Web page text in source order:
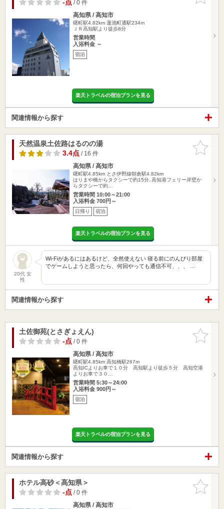
-点 / 0 件
高知県 / 高知市
曙町駅4.82km 蓮池町通駅234m
ＪＲ高知駅より徒歩8分
営業時間
入浴料金 ～
宿泊
楽天トラベルの宿泊プランを見る
関連情報から探す
お気に入
りに追加
天然温泉土佐路はるのの湯
3.4点/ 16 件
高知県 / 高知市
曙町駅4.85km とさ伊野線朝倉駅4.82km
はりまや橋からタクシーで約15分､高知港フェリー岸壁か
らタクシーで約…
営業時間 10:00～21:00
入浴料金 700円～
日帰り 宿泊
楽天トラベルの宿泊プランを見る
20代 女
性
Wi-Fiがあるにはあるけど、全然使えない 寝る前にのんびり部屋
でゲームしようと思ったら、何回やっても通信不可、、、 …
関連情報から探す
お気に入
りに追加
土佐御苑(とさぎょえん)
-点/ 0 件
高知県 / 高知市
曙町駅4.85km 高知橋駅267m
高知ICよりお車で１０分 高知駅より徒歩５分 高知空港
よりお車で３０…
営業時間 5:30～24:00
入浴料金 900円～
宿泊
楽天トラベルの宿泊プランを見る
関連情報から探す
お気に入
りに追加
ホテル高砂＜高知県＞
-点/ 0 件
高知県 / 高知市